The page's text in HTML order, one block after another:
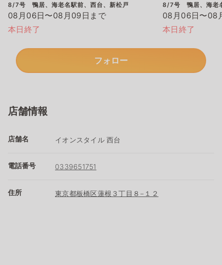
8/7号 鴨居、海老名駅前、西台、新松戸
08月06日〜08月09日まで
本日終了
8/7号 鴨居、海老
08月06日〜08
本日終了
フォロー
店舗情報
店舗名 イオンスタイル 西台
電話番号 0339651751
住所 東京都板橋区蓮根３丁目８−１２